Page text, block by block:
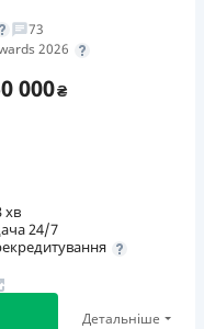
73
2026
000₴
хв
24/7
Детальніше